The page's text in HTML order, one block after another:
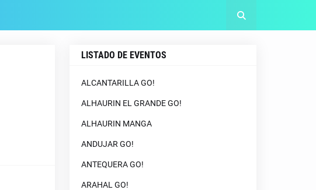
LISTADO DE EVENTOS
ALCANTARILLA GO!
ALHAURIN EL GRANDE GO!
ALHAURIN MANGA
ANDUJAR GO!
ANTEQUERA GO!
ARAHAL GO!